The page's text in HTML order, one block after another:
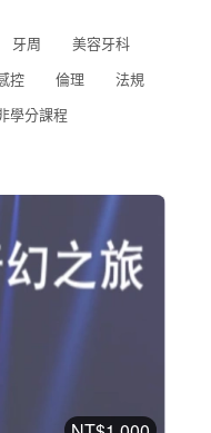
牙周
美容牙科
控 倫理
法規
學分課程